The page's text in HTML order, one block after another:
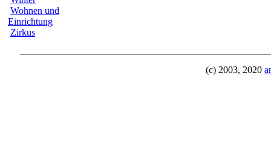
Wohnen und
Einrichtung
Zirkus
(c) 2003, 2020